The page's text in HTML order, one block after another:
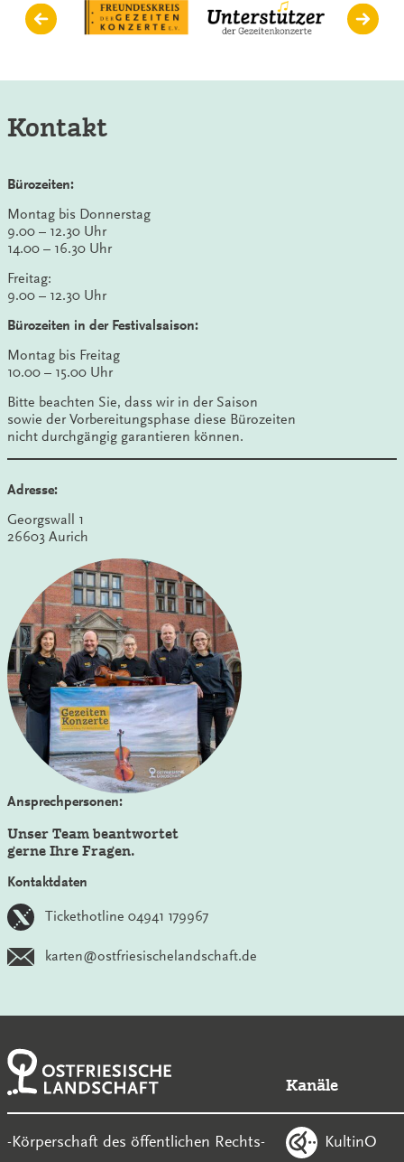
Kontakt
Bürozeiten:
Montag bis Donnerstag
9.00 – 12.30 Uhr
14.00 – 16.30 Uhr
Freitag:
9.00 – 12.30 Uhr
Bürozeiten in der Festivalsaison:
Montag bis Freitag
10.00 – 15.00 Uhr
Bitte beachten Sie, dass wir in der Saison
sowie der Vorbereitungsphase diese Bürozeiten
nicht durchgängig garantieren können.
Adresse:
Georgswall 1
26603 Aurich
Ansprechpersonen:
Unser Team beantwortet
gerne Ihre Fragen.
Kontaktdaten
Tickethotline 04941 179967
karten@ostfriesischelandschaft.de
-Körperschaft des öffentlichen Rechts-
Kanäle
KultinO